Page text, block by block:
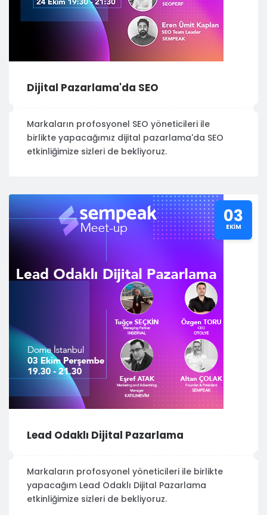
Dijital Pazarlama'da SEO
Markaların profosyonel SEO yöneticileri ile
birlikte yapacağımız dijital pazarlama'da SEO
etkinliğimize sizleri de bekliyoruz.
03
EKIM
Lead Odaklı Dijital Pazarlama
Markaların profosyonel yöneticileri ile birlikte
yapacağım Lead Odaklı Dijital Pazarlama
etkinliğimize sizleri de bekliyoruz.